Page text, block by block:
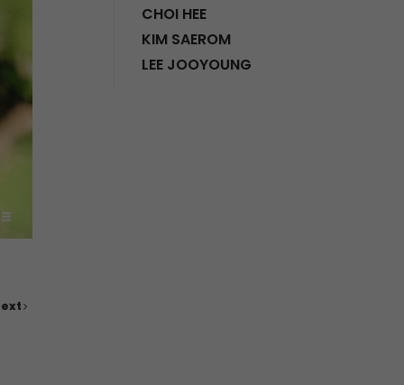
CHOI HEE
KIM SAEROM
LEE JOOYOUNG